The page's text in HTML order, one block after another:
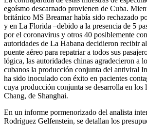
egoísmo descarnado provienen de Cuba.
británico MS Breamar había sido rechazado
y en La Florida –debido a la presencia de 5
por el coronavirus y otros 40 posiblemente
autoridades de La Habana decidieron recibir
puente aéreo para repatriar a todos sus
lógica, las autoridades chinas agradecieron a
cubanos la producción conjunta del antiviral
ha sido inoculado con éxito en pacientes
cuya producción conjunta se desarrolla en los
Chang, de Shanghai.
En un informe pormenorizado del analista
Rodríguez Gelfenstein, se detallan los